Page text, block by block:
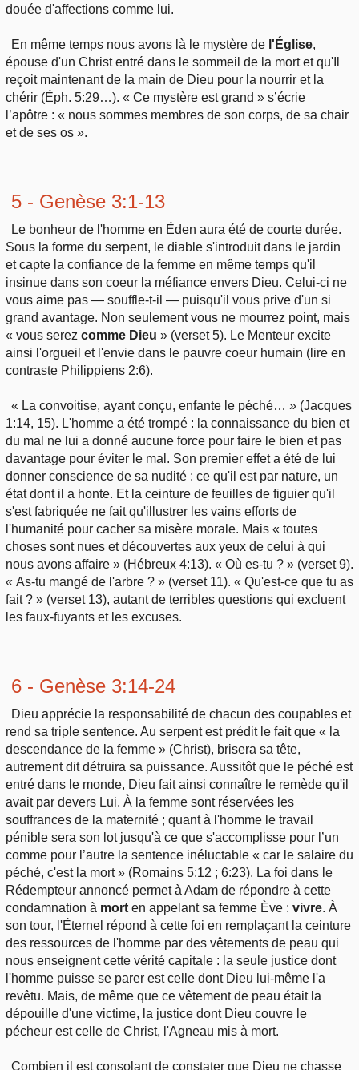
douée d'affections comme lui.
En même temps nous avons là le mystère de l'Église,
épouse d'un Christ entré dans le sommeil de la mort et qu'Il
reçoit maintenant de la main de Dieu pour la nourrir et la
chérir (Éph. 5:29…). « Ce mystère est grand » s’écrie
l’apôtre : « nous sommes membres de son corps, de sa chair
et de ses os ».
5 - Genèse 3:1-13
Le bonheur de l'homme en Éden aura été de courte durée.
Sous la forme du serpent, le diable s'introduit dans le jardin
et capte la confiance de la femme en même temps qu'il
insinue dans son coeur la méfiance envers Dieu. Celui-ci ne
vous aime pas — souffle-t-il — puisqu'il vous prive d'un si
grand avantage. Non seulement vous ne mourrez point, mais
« vous serez comme Dieu » (verset 5). Le Menteur excite
ainsi l'orgueil et l'envie dans le pauvre coeur humain (lire en
contraste Philippiens 2:6).
« La convoitise, ayant conçu, enfante le péché… » (Jacques
1:14, 15). L'homme a été trompé : la connaissance du bien et
du mal ne lui a donné aucune force pour faire le bien et pas
davantage pour éviter le mal. Son premier effet a été de lui
donner conscience de sa nudité : ce qu'il est par nature, un
état dont il a honte. Et la ceinture de feuilles de figuier qu'il
s'est fabriquée ne fait qu'illustrer les vains efforts de
l'humanité pour cacher sa misère morale. Mais « toutes
choses sont nues et découvertes aux yeux de celui à qui
nous avons affaire » (Hébreux 4:13). « Où es-tu ? » (verset 9).
« As-tu mangé de l'arbre ? » (verset 11). « Qu'est-ce que tu as
fait ? » (verset 13), autant de terribles questions qui excluent
les faux-fuyants et les excuses.
6 - Genèse 3:14-24
Dieu apprécie la responsabilité de chacun des coupables et
rend sa triple sentence. Au serpent est prédit le fait que « la
descendance de la femme » (Christ), brisera sa tête,
autrement dit détruira sa puissance. Aussitôt que le péché est
entré dans le monde, Dieu fait ainsi connaître le remède qu'il
avait par devers Lui. À la femme sont réservées les
souffrances de la maternité ; quant à l'homme le travail
pénible sera son lot jusqu'à ce que s'accomplisse pour l’un
comme pour l’autre la sentence inéluctable « car le salaire du
péché, c'est la mort » (Romains 5:12 ; 6:23). La foi dans le
Rédempteur annoncé permet à Adam de répondre à cette
condamnation à mort en appelant sa femme Ève : vivre. À
son tour, l'Éternel répond à cette foi en remplaçant la ceinture
des ressources de l'homme par des vêtements de peau qui
nous enseignent cette vérité capitale : la seule justice dont
l'homme puisse se parer est celle dont Dieu lui-même l'a
revêtu. Mais, de même que ce vêtement de peau était la
dépouille d'une victime, la justice dont Dieu couvre le
pécheur est celle de Christ, l'Agneau mis à mort.
Combien il est consolant de constater que Dieu ne chasse